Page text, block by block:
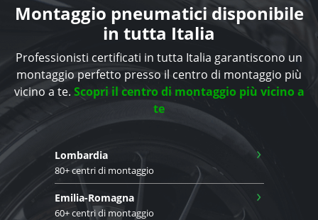
Montaggio pneumatici disponibile
in tutta Italia
Professionisti certificati in tutta Italia garantiscono un
montaggio perfetto presso il centro di montaggio più
vicino a te. Scopri il centro di montaggio più vicino a
te
Lombardia
80+ centri di montaggio
›
Emilia-Romagna
60+ centri di montaggio
›